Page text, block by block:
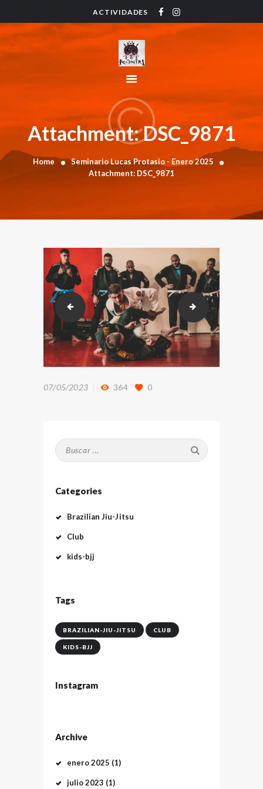
ACTIVIDADES
Attachment: DSC_9871
Home
Seminario Lucas Protasio - Enero 2025
Attachment: DSC_9871
HOME
ACTIVIDADES
INSTRUCTORES
CONTACTO
BLOG
DSC_9826 Lucas Potasio y
07/05/2023 364 0
Buscar:
Categories
Brazilian Jiu-Jitsu
Club
kids-bjj
Tags
BRAZILIAN-JIU-JITSU CLUB
KIDS-BJJ
Instagram
Archive
enero2025 (1)
julio2023 (1)